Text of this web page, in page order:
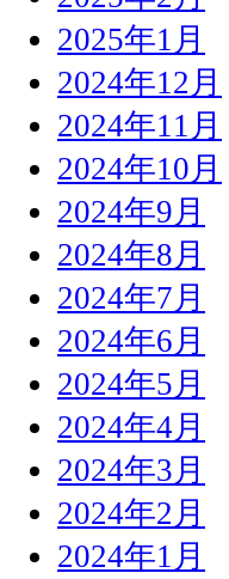
2025年1月
2024年12月
2024年11月
2024年10月
2024年9月
2024年8月
2024年7月
2024年6月
2024年5月
2024年4月
2024年3月
2024年2月
2024年1月